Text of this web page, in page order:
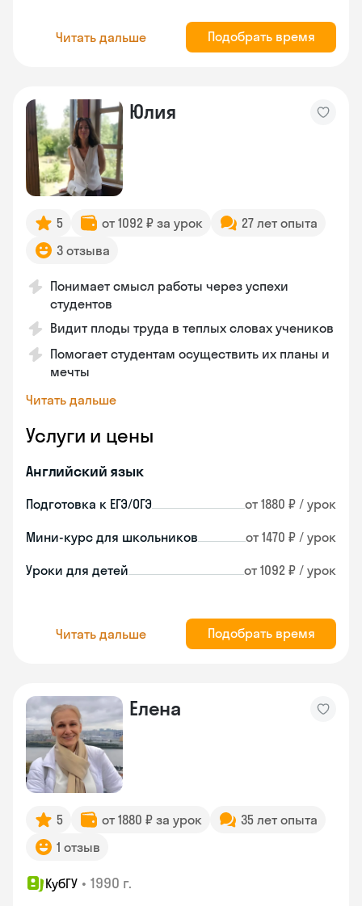
Читать дальше Подобрать время
Юлия
5 от 1092 ₽ за урок
27 лет опыта
3 отзыва
Понимает смысл работы через успехи
студентов
Видит плоды труда в теплых словах учеников
Помогает студентам осуществить их планы и
мечты
Читать дальше
Услуги и цены
Английский язык
Подготовка к ЕГЭ/ОГЭ от 1880 ₽ / урок
Мини-курс для школьников от 1470 ₽ / урок
Уроки для детей от 1092 ₽ / урок
Читать дальше Подобрать время
Елена
5 от 1880 ₽ за урок
35 лет опыта
1 отзыв
КубГУ • 1990 г.